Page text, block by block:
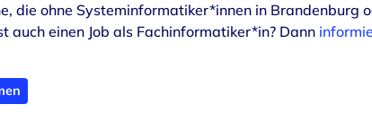
die ohne Systeminformatiker*innen in Brandenburg
auch einen Job als Fachinformatiker*in? Dann